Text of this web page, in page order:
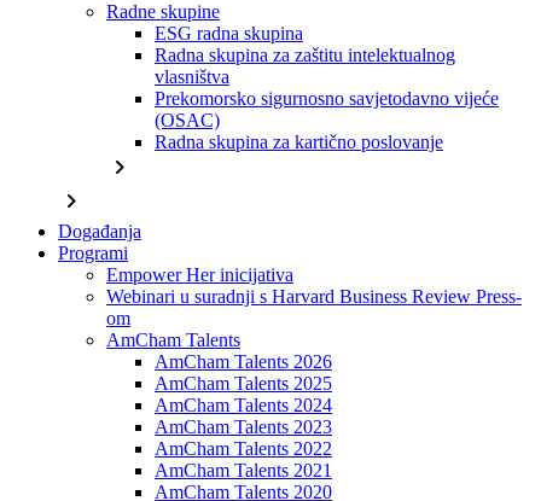
Radne skupine
ESG radna skupina
Radna skupina za zaštitu intelektualnog
vlasništva
Prekomorsko sigurnosno savjetodavno vijeće
(OSAC)
Radna skupina za kartično poslovanje
chevron_right
chevron_right
Događanja
Programi
Empower Her inicijativa
Webinari u suradnji s Harvard Business Review Press-
om
AmCham Talents
AmCham Talents 2026
AmCham Talents 2025
AmCham Talents 2024
AmCham Talents 2023
AmCham Talents 2022
AmCham Talents 2021
AmCham Talents 2020